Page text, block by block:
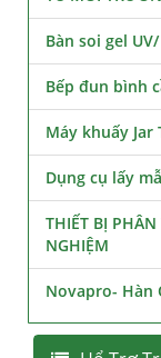
Bàn soi gel
Bếp đun bình
Máy khuấy Jar
Dụng cụ lấy
THIẾT BỊ
NGHIỆM
Novapro- Hàn